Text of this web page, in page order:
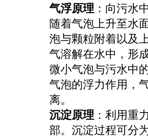
气浮原理 ：向污水
随着气泡上升至水
泡与颗粒附着以及
气溶解在水中，形
微小气泡与污水中
气泡的浮力作用，
离。
沉淀原理 ：利用重
部。沉淀过程可分